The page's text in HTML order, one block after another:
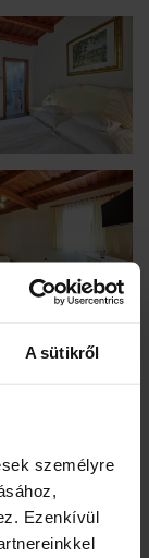
A sütikről
személyre
Ezenkívül